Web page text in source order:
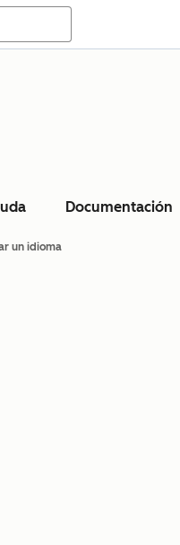
Documentación
un idioma